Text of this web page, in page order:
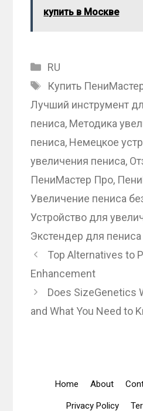
купить в Москве
Categories
RU
Tags
Купить
Лучший инструмент
пениса, Методика
пениса, Немецкое
увеличения пениса,
ПениМастер Про,
Увеличение пениса
Устройство для
Экстендер для пениса
Top Alternatives to
Enhancement
Does SizeGenetics
and What You Need to
Home About
Privacy Policy